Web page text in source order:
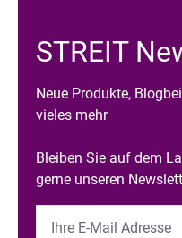
STREIT
Neue Produkte,
vieles mehr
Bleiben Sie auf dem
gerne unseren